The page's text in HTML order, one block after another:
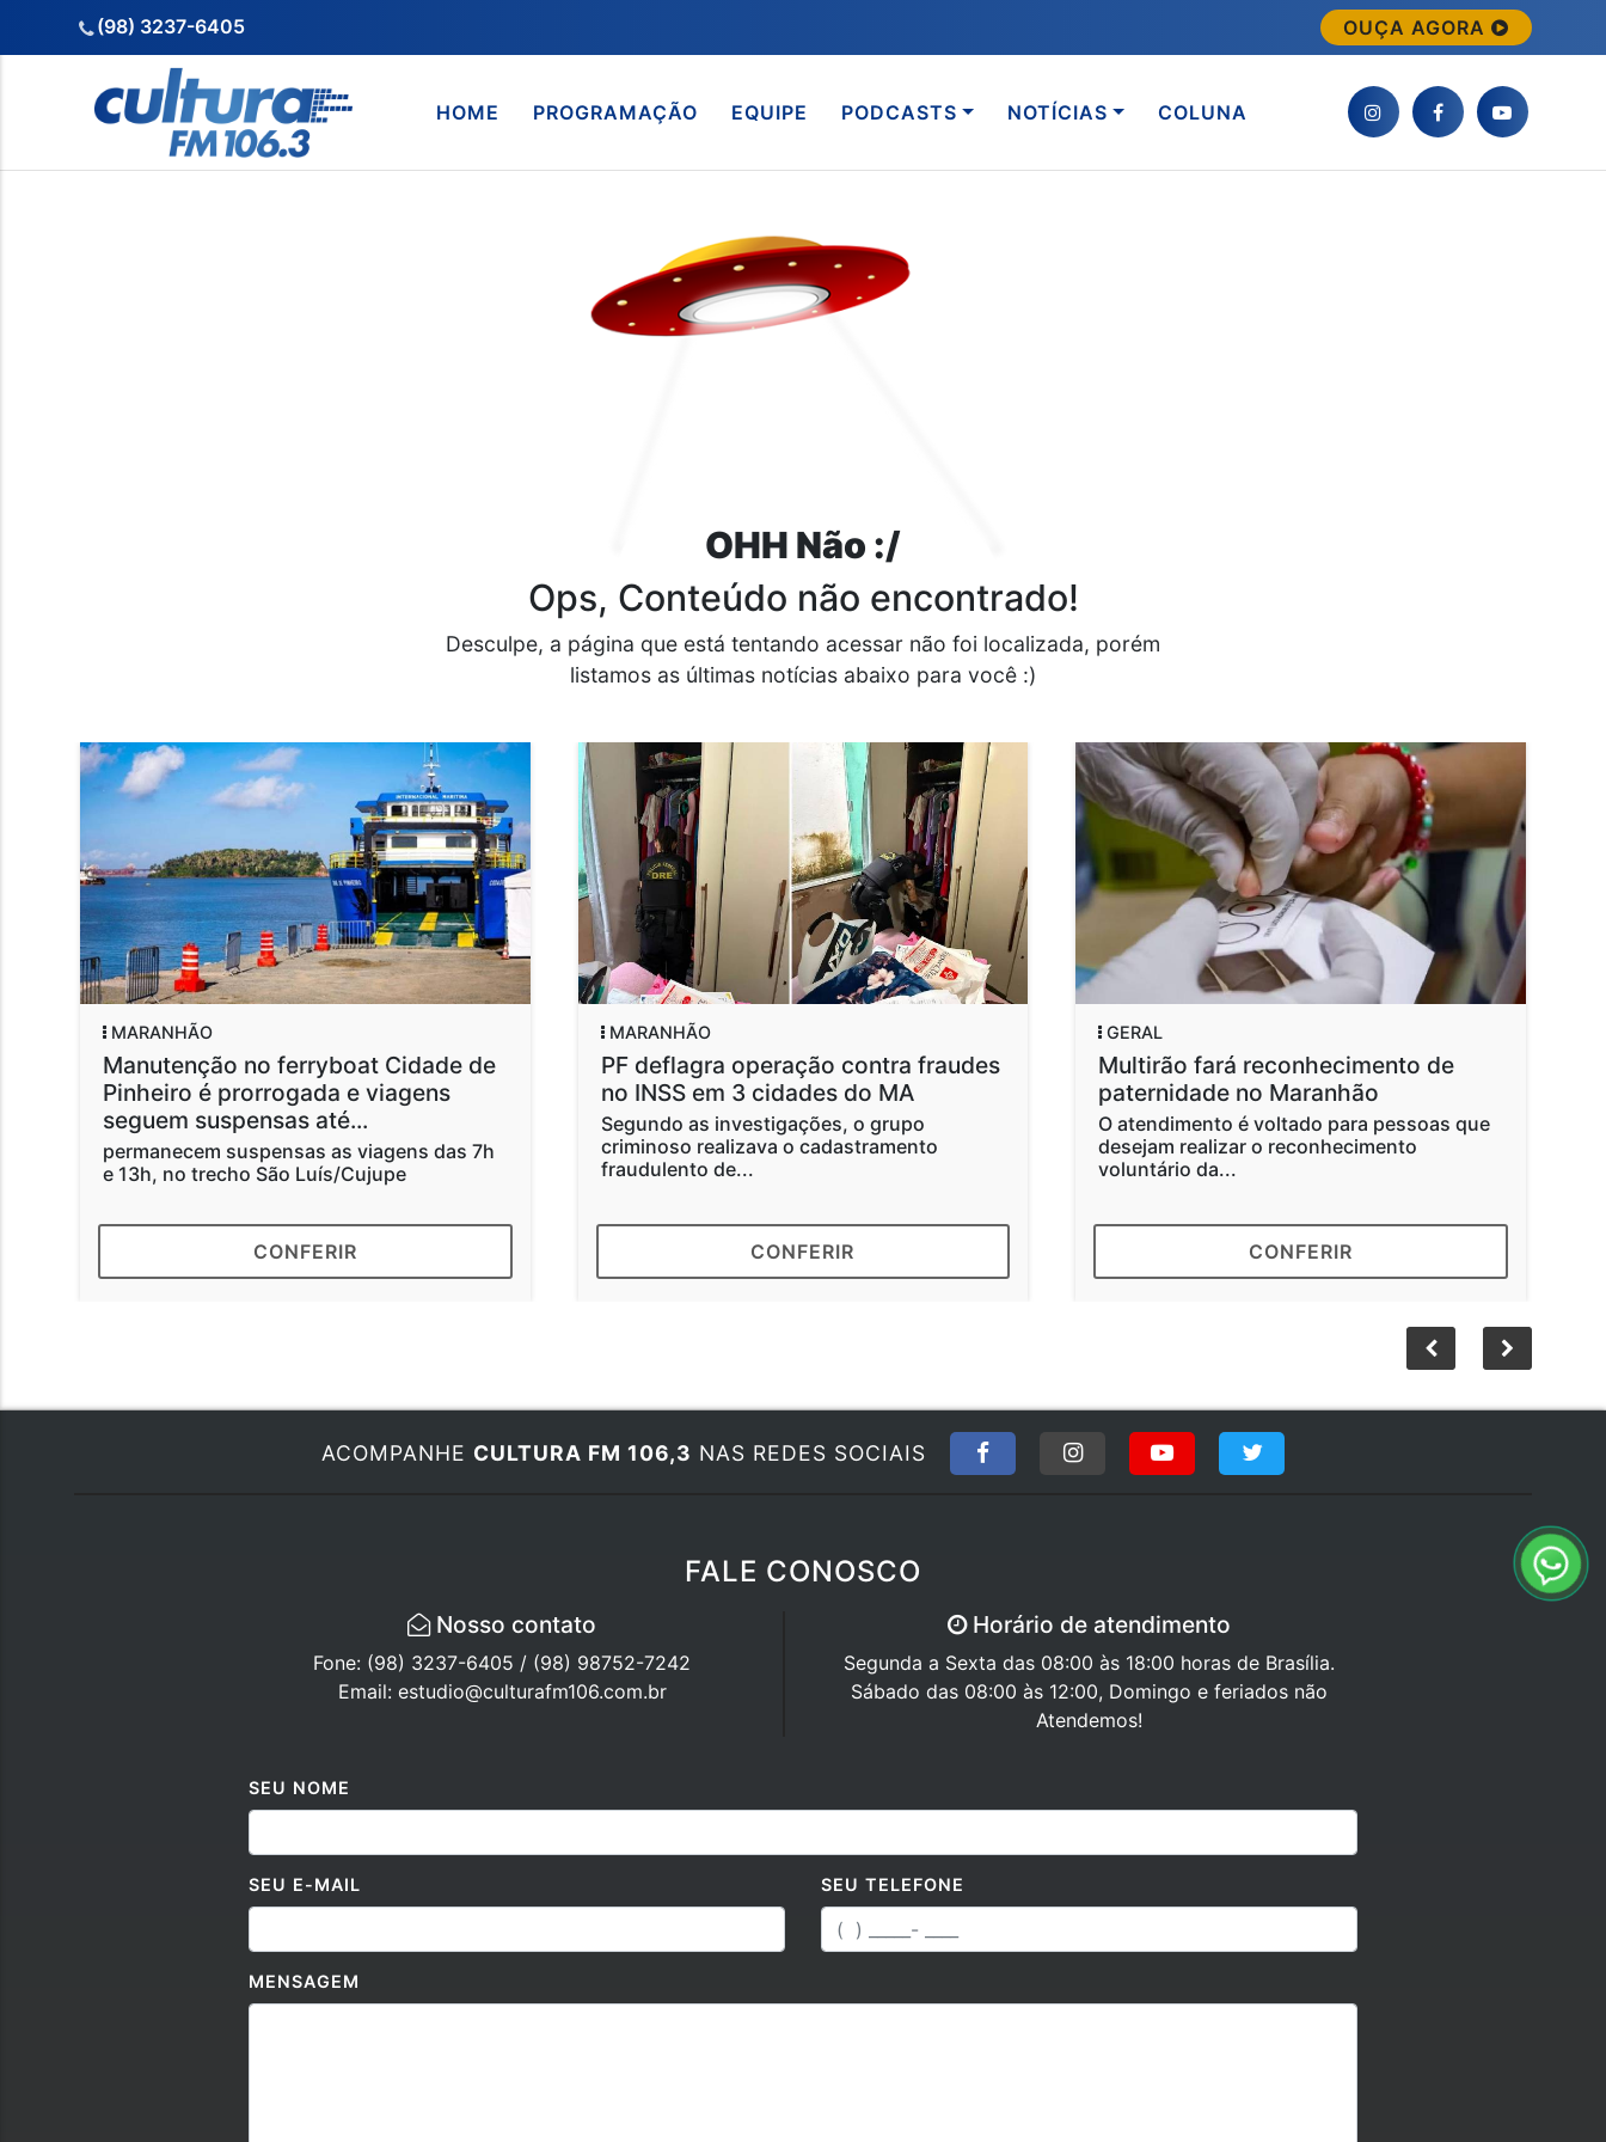
(98) 3237-6405 OUÇA AGORA
HOME PROGRAMAÇÃO EQUIPE PODCASTS NOTÍCIAS COLUNA
OHH Não :/
Ops, Conteúdo não encontrado!
Desculpe, a página que está tentando acessar não foi localizada, porém
listamos as últimas notícias abaixo para você :)
MARANHÃO
Manutenção no ferryboat Cidade de
Pinheiro é prorrogada e viagens
seguem suspensas até...
permanecem suspensas as viagens das 7h
e 13h, no trecho São Luís/Cujupe
CONFERIR
MARANHÃO
PF deflagra operação contra fraudes
no INSS em 3 cidades do MA
Segundo as investigações, o grupo
criminoso realizava o cadastramento
fraudulento de...
CONFERIR
GERAL
Multirão fará reconhecimento de
paternidade no Maranhão
O atendimento é voltado para pessoas que
desejam realizar o reconhecimento
voluntário da...
CONFERIR
ACOMPANHE CULTURA FM 106,3 NAS REDES SOCIAIS
FALE CONOSCO
Nosso contato
Fone: (98) 3237-6405 / (98) 98752-7242
Email: estudio@culturafm106.com.br
Horário de atendimento
Segunda a Sexta das 08:00 às 18:00 horas de Brasília.
Sábado das 08:00 às 12:00, Domingo e feriados não
Atendemos!
SEU NOME
SEU E-MAIL SEU TELEFONE
MENSAGEM